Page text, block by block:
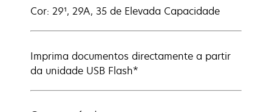
Cor: 29¹, 29A, 35 de Elevada Capacidade
Imprima documentos directamente a partir
da unidade USB Flash*